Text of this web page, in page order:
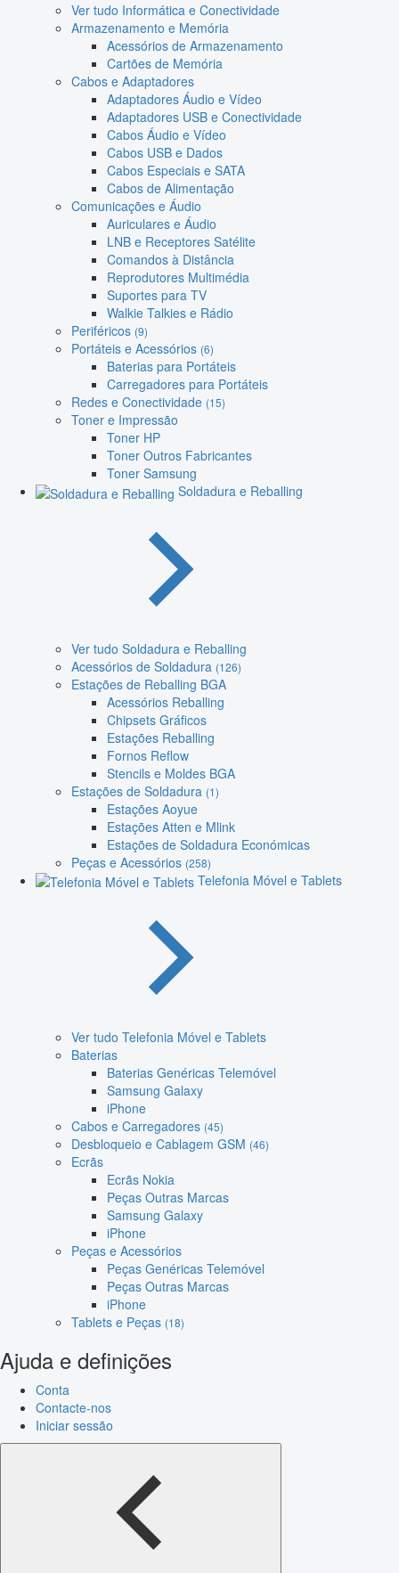
Ver tudo Informática e Conectividade
Armazenamento e Memória
Acessórios de Armazenamento
Cartões de Memória
Cabos e Adaptadores
Adaptadores Áudio e Vídeo
Adaptadores USB e Conectividade
Cabos Áudio e Vídeo
Cabos USB e Dados
Cabos Especiais e SATA
Cabos de Alimentação
Comunicações e Áudio
Auriculares e Áudio
LNB e Receptores Satélite
Comandos à Distância
Reprodutores Multimédia
Suportes para TV
Walkie Talkies e Rádio
Periféricos (9)
Portáteis e Acessórios (6)
Baterias para Portáteis
Carregadores para Portáteis
Redes e Conectividade (15)
Toner e Impressão
Toner HP
Toner Outros Fabricantes
Toner Samsung
Soldadura e Reballing
Ver tudo Soldadura e Reballing
Acessórios de Soldadura (126)
Estações de Reballing BGA
Acessórios Reballing
Chipsets Gráficos
Estações Reballing
Fornos Reflow
Stencils e Moldes BGA
Estações de Soldadura (1)
Estações Aoyue
Estações Atten e Mlink
Estações de Soldadura Económicas
Peças e Acessórios (258)
Telefonia Móvel e Tablets
Ver tudo Telefonia Móvel e Tablets
Baterias
Baterias Genéricas Telemóvel
Samsung Galaxy
iPhone
Cabos e Carregadores (45)
Desbloqueio e Cablagem GSM (46)
Ecrãs
Ecrãs Nokia
Peças Outras Marcas
Samsung Galaxy
iPhone
Peças e Acessórios
Peças Genéricas Telemóvel
Peças Outras Marcas
iPhone
Tablets e Peças (18)
Ajuda e definições
Conta
Contacte-nos
Iniciar sessão